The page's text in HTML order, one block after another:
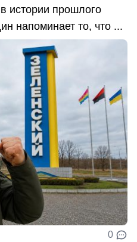
истории прошлого
напоминает то, что ...
0